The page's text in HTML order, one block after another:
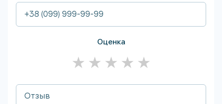
Оценка
★
★
★
★
★